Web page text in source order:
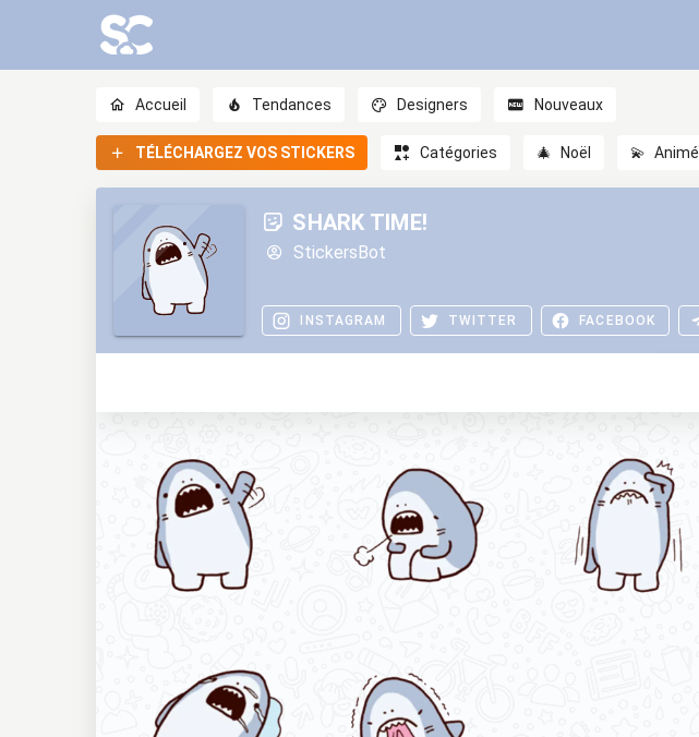
Accueil Tendances Designers Nouveaux
TÉLÉCHARGEZ VOS STICKERS Catégories 🎄 Noël 💫 Animé
SHARK TIME!
StickersBot
INSTAGRAM TWITTER FACEBOOK